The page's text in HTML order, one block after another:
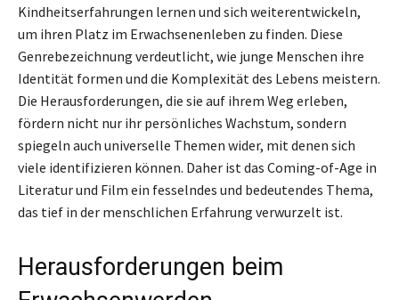
Kindheitserfahrungen lernen und sich weiterentwickeln,
um ihren Platz im Erwachsenenleben zu finden. Diese
Genrebezeichnung verdeutlicht, wie junge Menschen ihre
Identität formen und die Komplexität des Lebens meistern.
Die Herausforderungen, die sie auf ihrem Weg erleben,
fördern nicht nur ihr persönliches Wachstum, sondern
spiegeln auch universelle Themen wider, mit denen sich
viele identifizieren können. Daher ist das Coming-of-Age in
Literatur und Film ein fesselndes und bedeutendes Thema,
das tief in der menschlichen Erfahrung verwurzelt ist.
Herausforderungen beim